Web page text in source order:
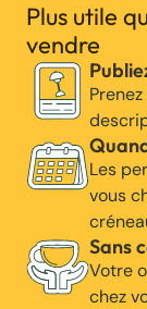
Plus utile
vendre
Les
vous
Sans
Votre
chez